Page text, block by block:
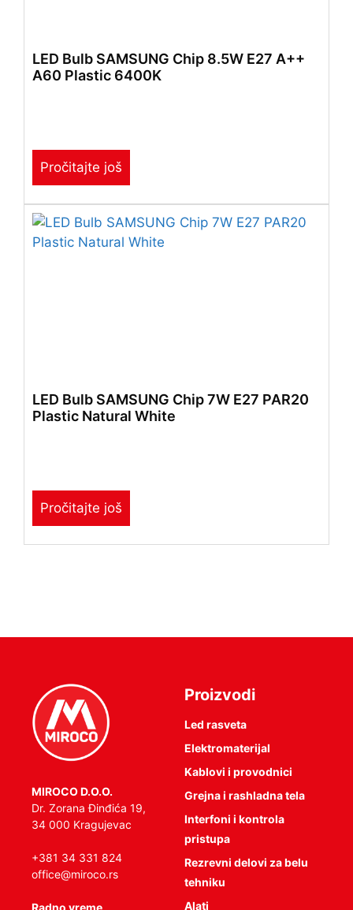
LED Bulb SAMSUNG Chip 8.5W E27 A++
A60 Plastic 6400K
Pročitajte još
LED Bulb SAMSUNG Chip 7W E27 PAR20
Plastic Natural White
Pročitajte još
MIROCO D.O.O.
Dr. Zorana Đinđića 19,
34 000 Kragujevac
+381 34 331 824
office@miroco.rs
Radno vreme
Proizvodi
Led rasveta
Elektromaterijal
Kablovi i provodnici
Grejna i rashladna tela
Interfoni i kontrola
pristupa
Rezrevni delovi za belu
tehniku
Alati